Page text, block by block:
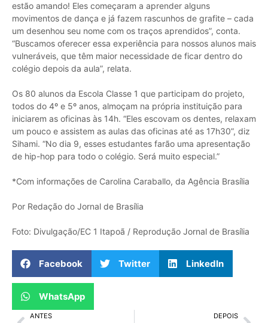
estão amando! Eles começaram a aprender alguns
movimentos de dança e já fazem rascunhos de grafite – cada
um desenhou seu nome com os traços aprendidos”, conta.
“Buscamos oferecer essa experiência para nossos alunos mais
vulneráveis, que têm maior necessidade de ficar dentro do
colégio depois da aula”, relata.
‌Os 80 alunos da Escola Classe 1 que participam do projeto,
todos do 4º e 5º anos, almoçam na própria instituição para
iniciarem as oficinas às 14h. “Eles escovam os dentes, relaxam
um pouco e assistem as aulas das oficinas até as 17h30”, diz
Sihami. “No dia 9, esses estudantes farão uma apresentação
de hip-hop para todo o colégio. Será muito especial.”
*Com informações de Carolina Caraballo, da Agência Brasília
Por Redação do Jornal de Brasília
Foto: Divulgação/EC 1 Itapoã / Reprodução Jornal de Brasília
Facebook Twitter LinkedIn
WhatsApp
ANTES DEPOIS